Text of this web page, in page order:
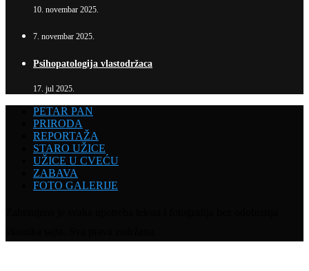
10. novembar 2025.
7. novembar 2025.
Psihopatologija vlastodržaca
17. jul 2025.
PETAR PAN
PRIRODA
REPORTAŽA
STARO UŽICE
UŽICE U CVEĆU
ZABAVA
FOTO GALERIJE